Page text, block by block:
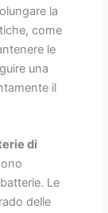
la
come
le
una
il
di
Le
delle